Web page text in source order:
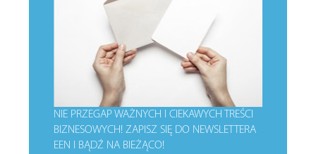
NIE PRZEGAP WAŻNYCH I CIEKAWYCH TREŚCI
BIZNESOWYCH!ZAPISZ SIĘ DO NEWSLETTERA
EEN I BĄDŹ NA BIEŻĄCO!